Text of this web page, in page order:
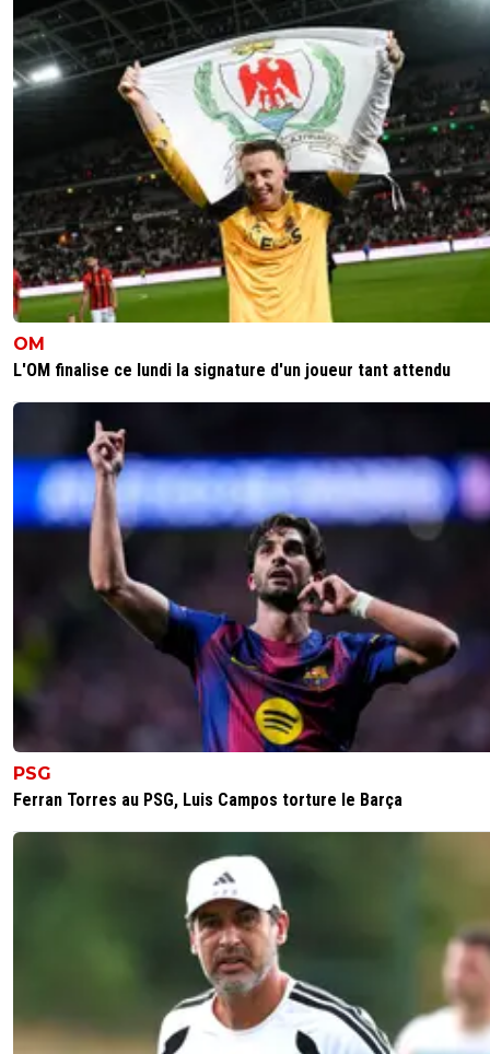
OM
L'OM finalise ce lundi la signature d'un joueur tant attendu
PSG
Ferran Torres au PSG, Luis Campos torture le Barça